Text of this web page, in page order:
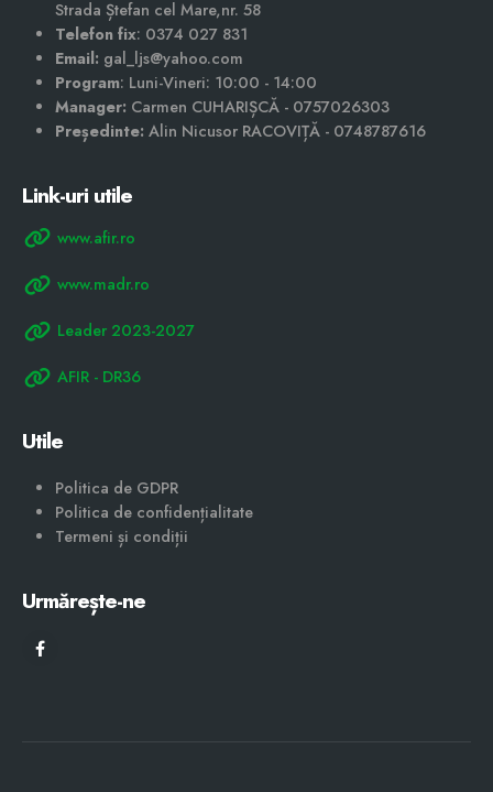
Strada Ștefan cel Mare,nr. 58
Telefon fix: 0374 027 831
Email: gal_ljs@yahoo.com
Program: Luni-Vineri: 10:00 - 14:00
Manager: Carmen CUHARIȘCĂ - 0757026303
Președinte: Alin Nicusor RACOVIȚĂ - 0748787616
Link-uri utile
www.afir.ro
www.madr.ro
Leader 2023-2027
AFIR - DR36
Utile
Politica de GDPR
Politica de confidențialitate
Termeni și condiții
Urmărește-ne